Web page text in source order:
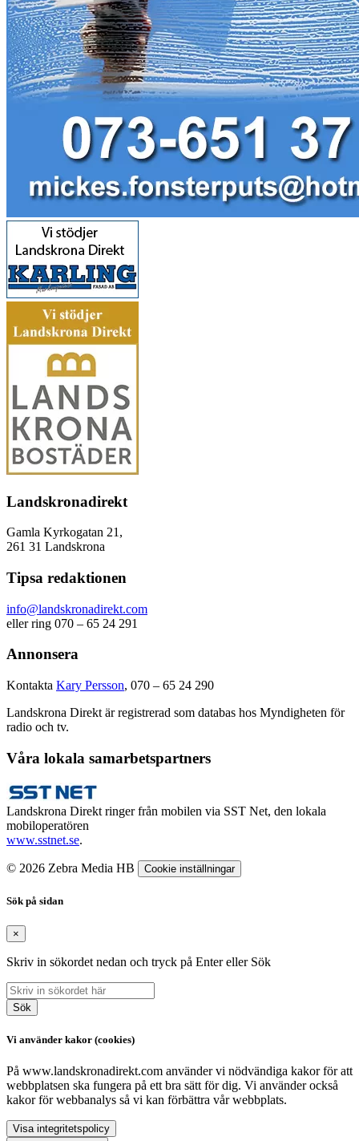
Landskronadirekt
Gamla Kyrkogatan 21,
261 31 Landskrona
Tipsa redaktionen
info@landskronadirekt.com
eller ring 070 – 65 24 291
Annonsera
Kontakta Kary Persson, 070 – 65 24 290
Landskrona Direkt är registrerad som databas hos Myndigheten för
radio och tv.
Våra lokala samarbetspartners
Landskrona Direkt ringer från mobilen via SST Net, den lokala
mobiloperatören
www.sstnet.se.
© 2026 Zebra Media HB Cookie inställningar
Sök på sidan
×
Skriv in sökordet nedan och tryck på Enter eller Sök
Sök
Vi använder kakor (cookies)
På www.landskronadirekt.com använder vi nödvändiga kakor för att
webbplatsen ska fungera på ett bra sätt för dig. Vi använder också
kakor för webbanalys så vi kan förbättra vår webbplats.
Visa integritetspolicy